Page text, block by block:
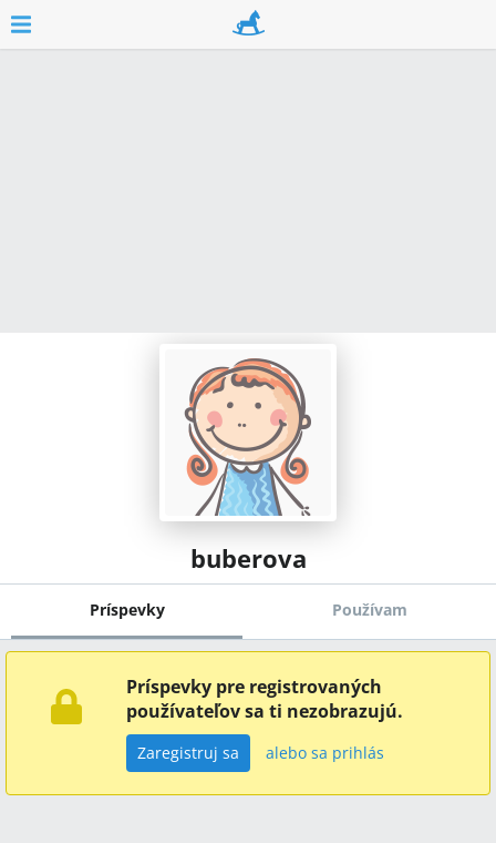
buberova
Príspevky Používam
Príspevky pre registrovaných
používateľov sa ti nezobrazujú.
Zaregistruj sa alebo sa prihlás